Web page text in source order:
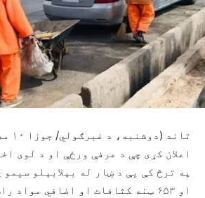
اعلان کړی چې د عرفې ورځې او د لوی
او ۶۵۳ ټنه کثافات او اضافي